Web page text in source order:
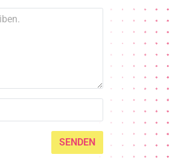
SENDEN